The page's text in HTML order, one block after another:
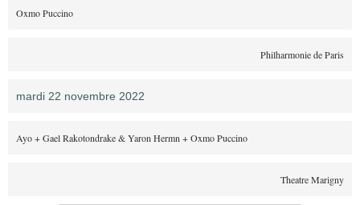
Oxmo Puccino
Philharmonie de Paris
mardi 22 novembre 2022
Ayo + Gael Rakotondrake & Yaron Hermn + Oxmo Puccino
Theatre Marigny